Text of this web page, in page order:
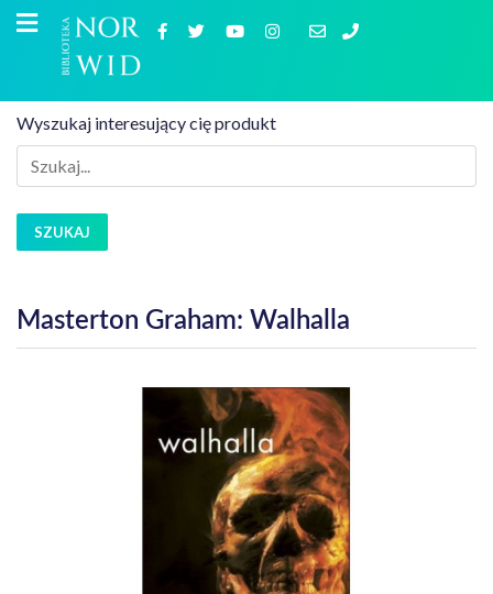
Wyszukaj interesujący cię produkt
SZUKAJ
Masterton Graham: Walhalla